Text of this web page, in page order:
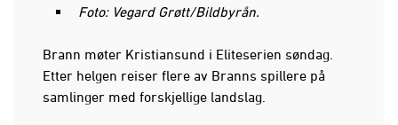
Foto: Vegard Grøtt/Bildbyrån.
Brann møter Kristiansund i Eliteserien søndag.
Etter helgen reiser flere av Branns spillere på
samlinger med forskjellige landslag.